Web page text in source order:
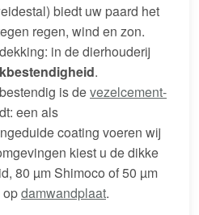
biedt uw paard het
regen, wind en zon.
in de dierhouderij
.
is devezelcement-
een als
coating voeren wij
kiest u de dikke
80 µm Shimoco of 50 µm
damwandplaat.